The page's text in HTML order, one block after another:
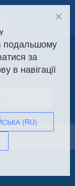
подальшому
за
в навігації
(RU)